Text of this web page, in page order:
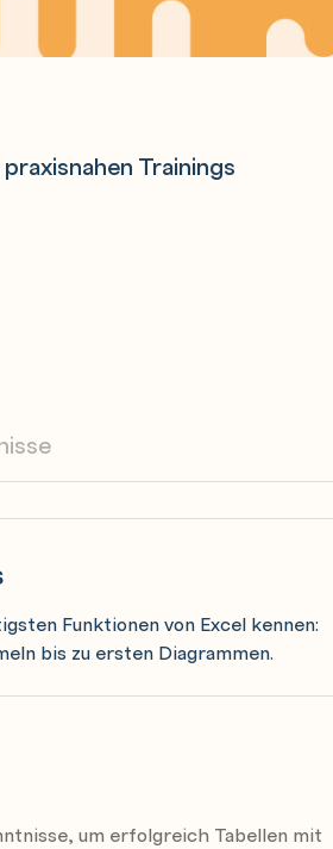
Trainings
Funktionen von Excel kennen:
bis zu ersten Diagrammen.
um erfolgreich Tabellen mit